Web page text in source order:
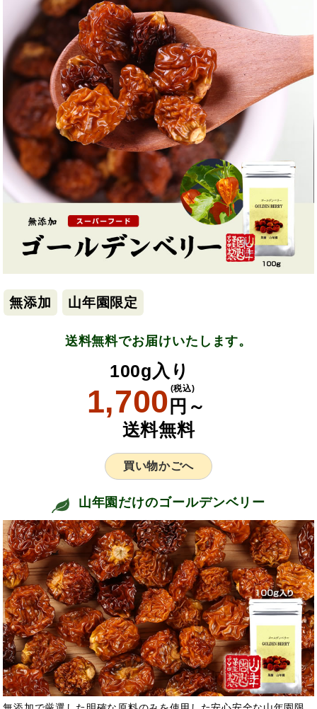
無添加 山年園限定
送料無料でお届けいたします。
100g入り
1,700 円～
(税込)
送料無料
買い物かごへ
山年園だけのゴールデンベリー